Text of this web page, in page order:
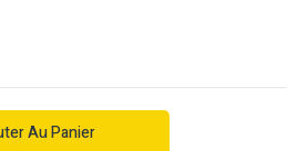
Au Panier